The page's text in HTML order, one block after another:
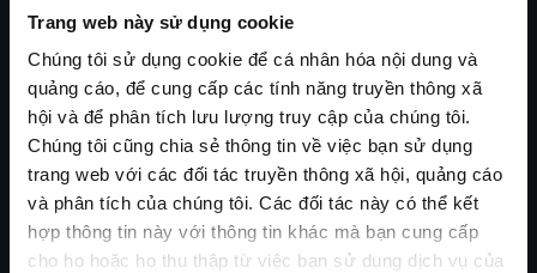
Trang web này sử dụng cookie
Chúng tôi sử dụng cookie để cá nhân hóa nội dung và
quảng cáo, để cung cấp các tính năng truyền thông xã
hội và để phân tích lưu lượng truy cập của chúng tôi.
Chúng tôi cũng chia sẻ thông tin về việc bạn sử dụng
trang web với các đối tác truyền thông xã hội, quảng cáo
và phân tích của chúng tôi. Các đối tác này có thể kết
hợp thông tin này với thông tin khác mà bạn cung cấp
cho họ hoặc họ thu thập từ việc bạn sử dụng dịch vụ của